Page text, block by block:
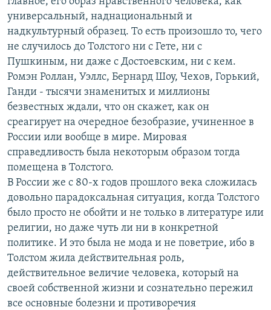
универсальный, наднациональный и
надкультурный образец. То есть произошло то, чего
не случилось до Толстого ни с Гете, ни с
Пушкиным, ни даже с Достоевским, ни с кем.
Ромэн Роллан, Уэллс, Бернард Шоу, Чехов, Горький,
Ганди - тысячи знаменитых и миллионы
безвестных ждали, что он скажет, как он
среагирует на очередное безобразие, учиненное в
России или вообще в мире. Мировая
справедливость была некоторым образом тогда
помещена в Толстого.
В России же с 80-х годов прошлого века сложилась
довольно парадоксальная ситуация, когда Толстого
было просто не обойти и не только в литературе или
религии, но даже чуть ли ни в конкретной
политике. И это была не мода и не поветрие, ибо в
Толстом жила действительная роль,
действительное величие человека, который на
своей собственной жизни и сознательно пережил
все основные болезни и противоречия